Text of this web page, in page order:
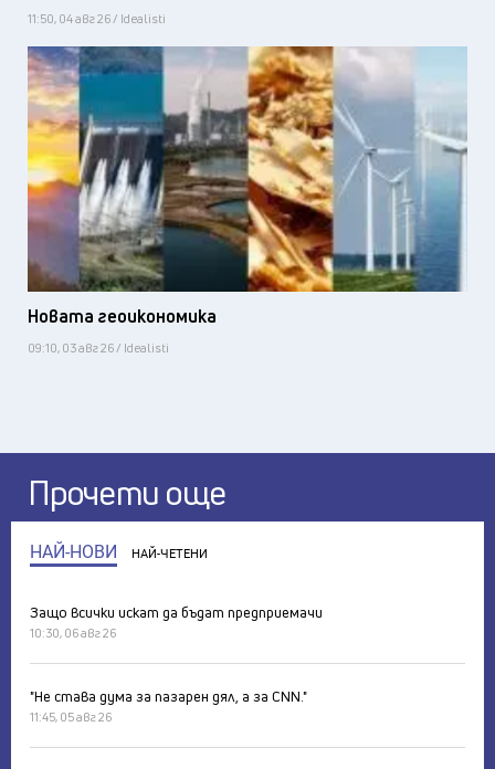
11:50, 04 авг 26 / Idealisti
Новата геоикономика
09:10, 03 авг 26 / Idealisti
Прочети още
НАЙ-НОВИ НАЙ-ЧЕТЕНИ
Защо всички искат да бъдат предприемачи
10:30, 06 авг 26
"Не става дума за пазарен дял, а за CNN."
11:45, 05 авг 26